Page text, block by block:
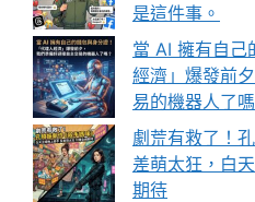
是這件事。
當 AI 擁有自己
經濟」爆發前
易的機器人了嗎
劇荒有救了！
差萌太狂，白
期待